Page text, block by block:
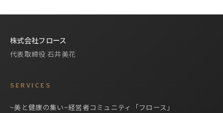
株式会社フロース
代表取締役 石井美花
SERVICES
~美と健康の集い~経営者コミュニティ「フロース」